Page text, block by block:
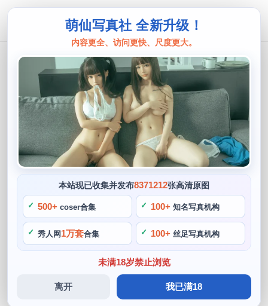
萌仙写真社 全新升级！
内容更全、访问更快、尺度更大。
本站现已收集并发布8371212张高清原图
500+ coser合集 100+ 知名写真机构
秀人网 1万套合集 100+ 丝足写真机构
未满18岁禁止浏览
离开 我已满18
如月灰源赖光的无删照片：把时间定格
在最美好的瞬间
阙知风
2024 年 5 月 27 日 13:51:49
349
首页 > 如月灰 > 正文
如月灰是一位活跃在cos圈的博主，是一位以日式为主要风格
的coser，同时也以数百万的粉丝数量成为了引领cos时尚的代
表，让人们感到仿佛源赖光就在眼前一般。定格在最美好的瞬
间，时间凝固了，而这些源赖光的无删照片，如月灰的作品才
定格在最美好的瞬间，体验到那些最美好的瞬间，向世界展示